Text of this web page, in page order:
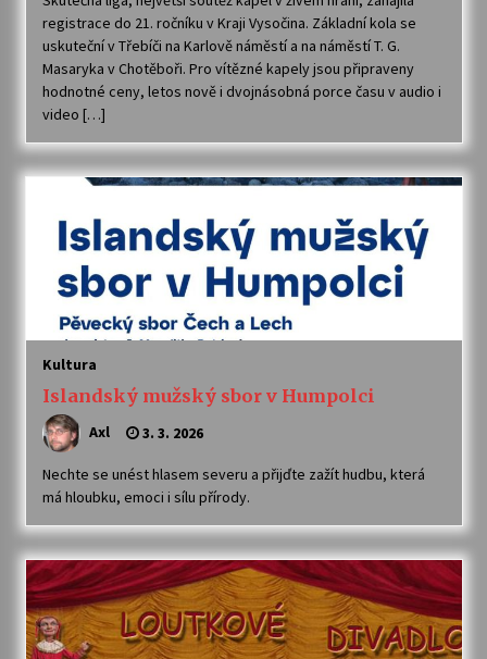
registrace do 21. ročníku v Kraji Vysočina. Základní kola se
uskuteční v Třebíči na Karlově náměstí a na náměstí T. G.
Masaryka v Chotěboři. Pro vítězné kapely jsou připraveny
hodnotné ceny, letos nově i dvojnásobná porce času v audio i
video […]
Kultura
Islandský mužský sbor v Humpolci
Axl 3. 3. 2026
Nechte se unést hlasem severu a přijďte zažít hudbu, která
má hloubku, emoci i sílu přírody.